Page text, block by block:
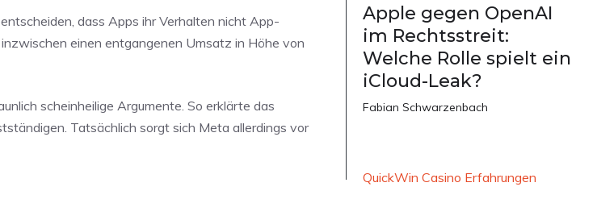
dass Apps ihr Verhalten nicht App-
einen entgangenen Umsatz in Höhe von
scheinheilige Argumente. So erklärte das
Tatsächlich sorgt sich Meta allerdings vor
Apple gegen OpenAI
im Rechtsstreit:
Welche Rolle spielt ein
iCloud-Leak?
Fabian Schwarzenbach
QuickWin Casino Erfahrungen